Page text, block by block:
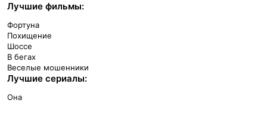
Лучшие фильмы:
Фортуна
Похищение
Шоссе
В бегах
Веселые мошенники
Лучшие сериалы:
Она